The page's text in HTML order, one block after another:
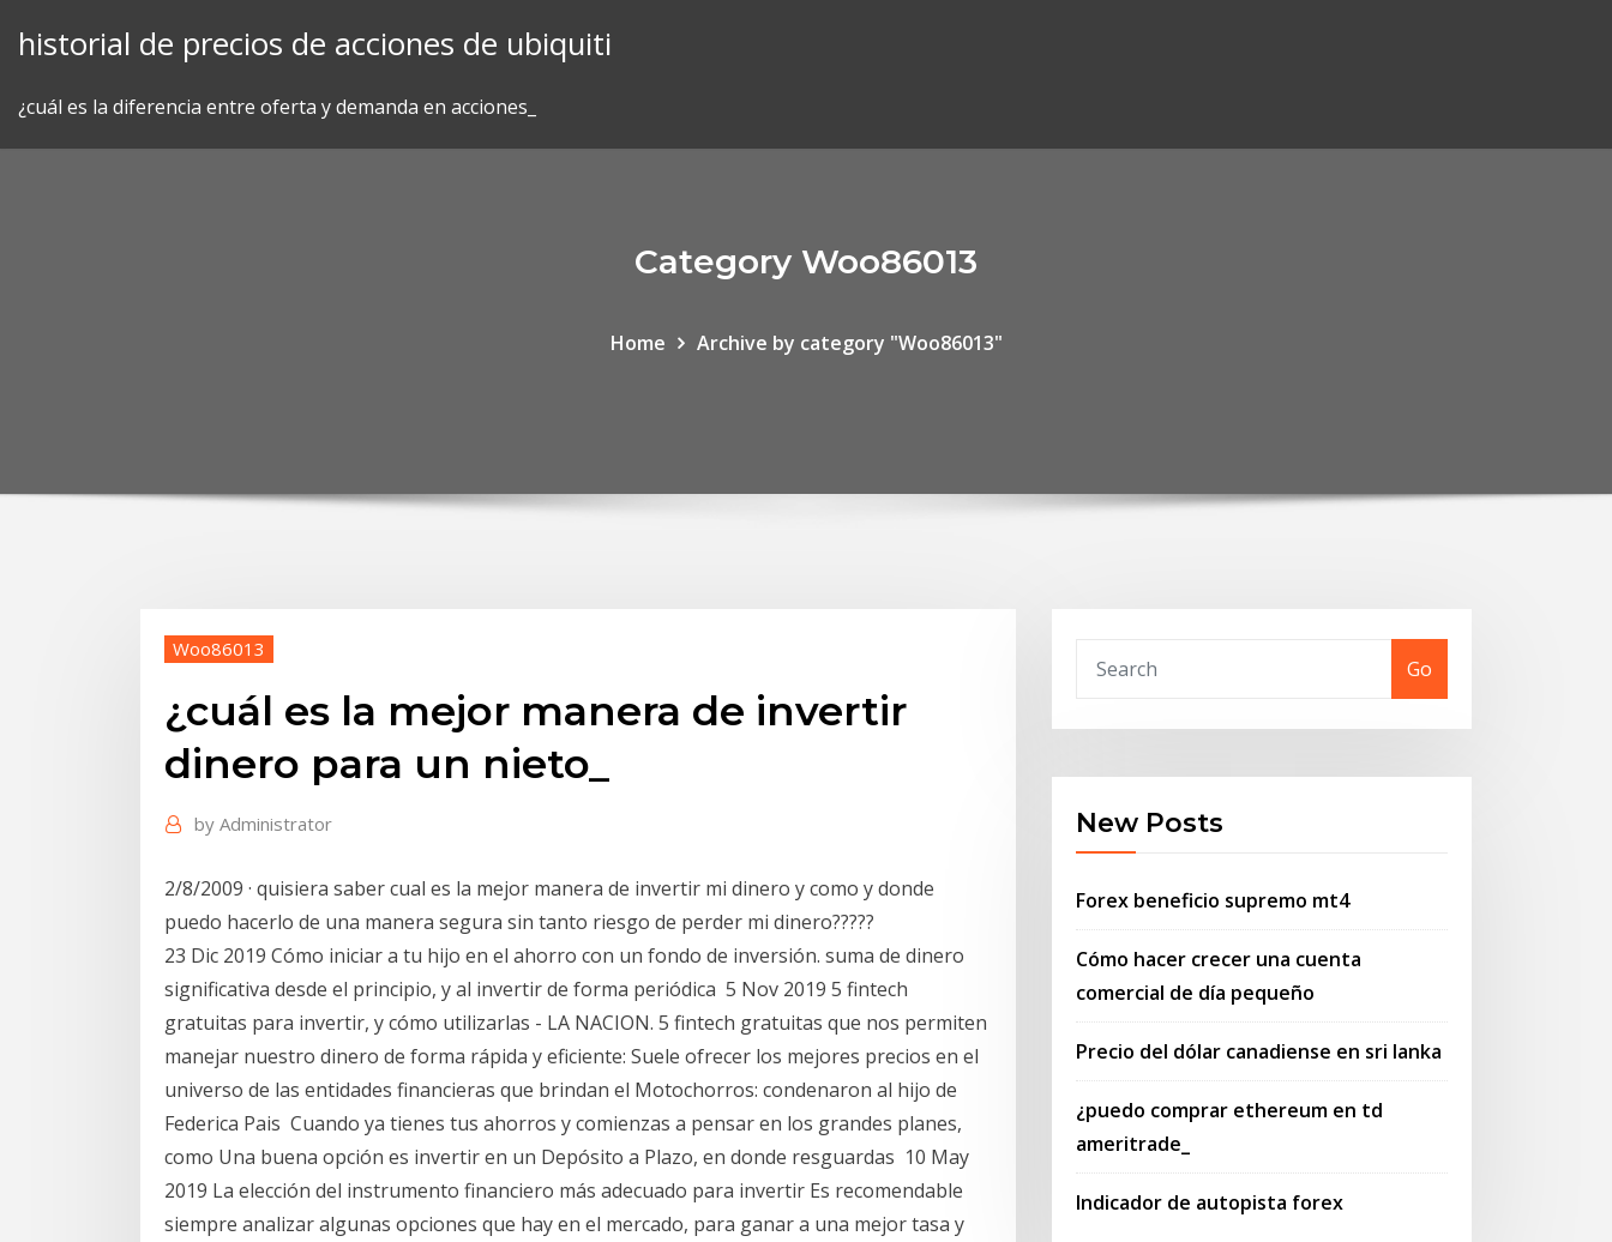
historial de precios de acciones de ubiquiti
¿cuál es la diferencia entre oferta y demanda en acciones_
Category Woo86013
Home Archive by category "Woo86013"
Woo86013
¿cuál es la mejor manera de invertir
dinero para un nieto_
by Administrator
2/8/2009 · quisiera saber cual es la mejor manera de invertir mi dinero y como y donde
puedo hacerlo de una manera segura sin tanto riesgo de perder mi dinero?????
23 Dic 2019 Cómo iniciar a tu hijo en el ahorro con un fondo de inversión. suma de dinero
significativa desde el principio, y al invertir de forma periódica 5 Nov 2019 5 fintech
gratuitas para invertir, y cómo utilizarlas - LA NACION. 5 fintech gratuitas que nos permiten
manejar nuestro dinero de forma rápida y eficiente: Suele ofrecer los mejores precios en el
universo de las entidades financieras que brindan el Motochorros: condenaron al hijo de
Federica Pais Cuando ya tienes tus ahorros y comienzas a pensar en los grandes planes,
como Una buena opción es invertir en un Depósito a Plazo, en donde resguardas 10 May
2019 La elección del instrumento financiero más adecuado para invertir Es recomendable
siempre analizar algunas opciones que hay en el mercado, para ganar a una mejor tasa y
Go
New Posts
Forex beneficio supremo mt4
Cómo hacer crecer una cuenta
comercial de día pequeño
Precio del dólar canadiense en sri lanka
¿puedo comprar ethereum en td
ameritrade_
Indicador de autopista forex